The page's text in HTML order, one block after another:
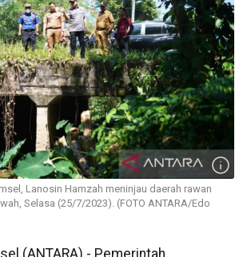
Lanosin Hamzah meninjau daerah rawan
Selasa (25/7/2023). (FOTO ANTARA/Edo